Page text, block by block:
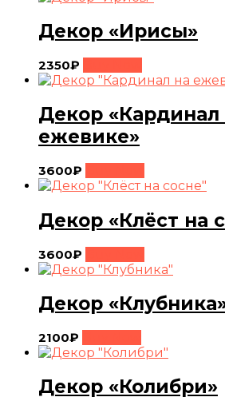
Декор «Ирисы»
2350₽
Декор «Кардинал
ежевике»
3600₽
Декор «Клёст на
3600₽
Декор
2100₽
Декор «Колибри»